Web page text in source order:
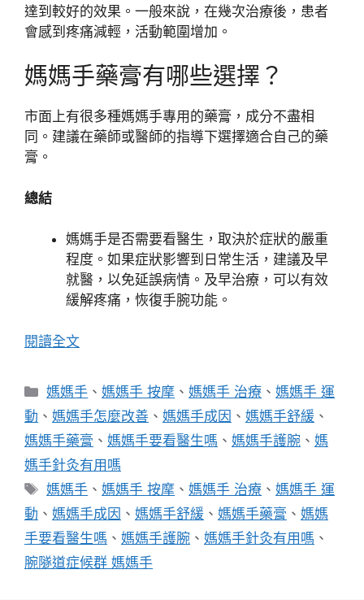
達到較好的效果。一般來說，在幾次治療後，患者
會感到疼痛減輕，活動範圍增加。
媽媽手藥膏有哪些選擇？
市面上有很多種媽媽手專用的藥膏，成分不盡相
同。建議在藥師或醫師的指導下選擇適合自己的藥
膏。
總結
媽媽手是否需要看醫生，取決於症狀的嚴重
程度。如果症狀影響到日常生活，建議及早
就醫，以免延誤病情。及早治療，可以有效
緩解疼痛，恢復手腕功能。
閱讀全文
分
類
媽媽手 、媽媽手 按摩 、媽媽手 治療 、媽媽手 運
動 、 媽媽手怎麼改善 、 媽媽手成因 、 媽媽手舒緩 、
媽媽手藥膏 、 媽媽手要看醫生嗎 、 媽媽手護腕 、 媽
媽手針灸有用嗎
標
籤
媽媽手 、媽媽手 按摩 、媽媽手 治療 、媽媽手 運
動 、 媽媽手成因 、 媽媽手舒緩 、 媽媽手藥膏 、 媽媽
手要看醫生嗎 、 媽媽手護腕 、 媽媽手針灸有用嗎 、
腕隧道症候群 媽媽手